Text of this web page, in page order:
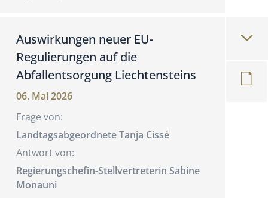
Auswirkungen neuer EU-
Regulierungen auf die
Abfallentsorgung Liechtensteins
06. Mai 2026
Frage von:
Landtagsabgeordnete Tanja Cissé
Antwort von:
Regierungschefin-Stellvertreterin Sabine
Monauni